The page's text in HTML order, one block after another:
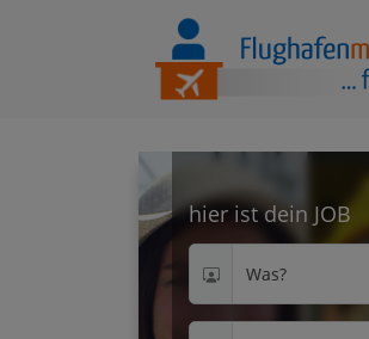
hier ist dein JOB
Was?